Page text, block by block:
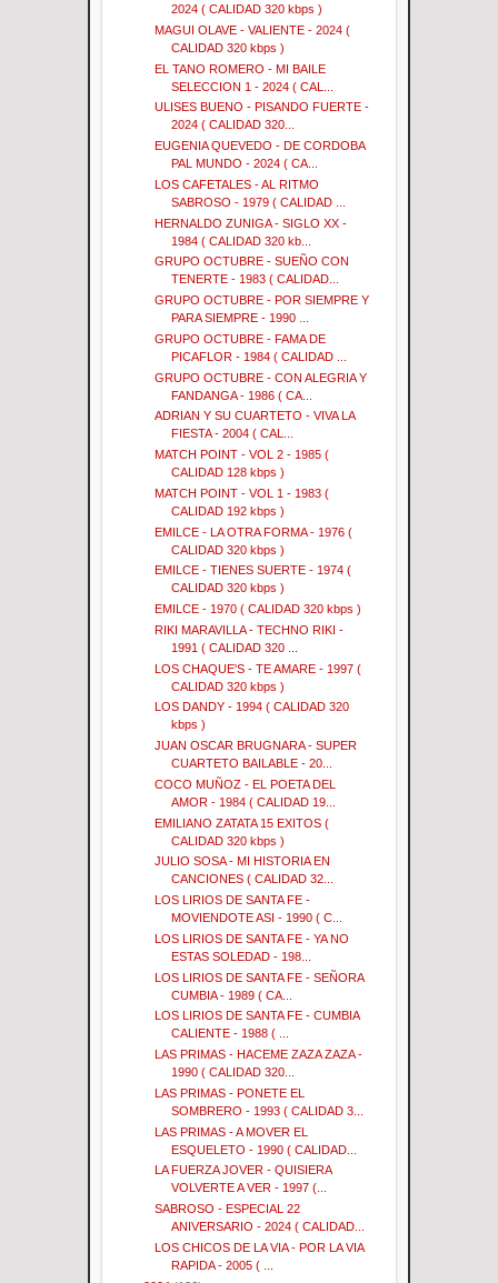
2024 ( CALIDAD 320 kbps )
MAGUI OLAVE - VALIENTE - 2024 (
CALIDAD 320 kbps )
EL TANO ROMERO - MI BAILE
SELECCION 1 - 2024 ( CAL...
ULISES BUENO - PISANDO FUERTE -
2024 ( CALIDAD 320...
EUGENIA QUEVEDO - DE CORDOBA
PAL MUNDO - 2024 ( CA...
LOS CAFETALES - AL RITMO
SABROSO - 1979 ( CALIDAD ...
HERNALDO ZUNIGA - SIGLO XX -
1984 ( CALIDAD 320 kb...
GRUPO OCTUBRE - SUEÑO CON
TENERTE - 1983 ( CALIDAD...
GRUPO OCTUBRE - POR SIEMPRE Y
PARA SIEMPRE - 1990 ...
GRUPO OCTUBRE - FAMA DE
PICAFLOR - 1984 ( CALIDAD ...
GRUPO OCTUBRE - CON ALEGRIA Y
FANDANGA - 1986 ( CA...
ADRIAN Y SU CUARTETO - VIVA LA
FIESTA - 2004 ( CAL...
MATCH POINT - VOL 2 - 1985 (
CALIDAD 128 kbps )
MATCH POINT - VOL 1 - 1983 (
CALIDAD 192 kbps )
EMILCE - LA OTRA FORMA - 1976 (
CALIDAD 320 kbps )
EMILCE - TIENES SUERTE - 1974 (
CALIDAD 320 kbps )
EMILCE - 1970 ( CALIDAD 320 kbps )
RIKI MARAVILLA - TECHNO RIKI -
1991 ( CALIDAD 320 ...
LOS CHAQUE'S - TE AMARE - 1997 (
CALIDAD 320 kbps )
LOS DANDY - 1994 ( CALIDAD 320
kbps )
JUAN OSCAR BRUGNARA - SUPER
CUARTETO BAILABLE - 20...
COCO MUÑOZ - EL POETA DEL
AMOR - 1984 ( CALIDAD 19...
EMILIANO ZATATA 15 EXITOS (
CALIDAD 320 kbps )
JULIO SOSA - MI HISTORIA EN
CANCIONES ( CALIDAD 32...
LOS LIRIOS DE SANTA FE -
MOVIENDOTE ASI - 1990 ( C...
LOS LIRIOS DE SANTA FE - YA NO
ESTAS SOLEDAD - 198...
LOS LIRIOS DE SANTA FE - SEÑORA
CUMBIA - 1989 ( CA...
LOS LIRIOS DE SANTA FE - CUMBIA
CALIENTE - 1988 ( ...
LAS PRIMAS - HACEME ZAZA ZAZA -
1990 ( CALIDAD 320...
LAS PRIMAS - PONETE EL
SOMBRERO - 1993 ( CALIDAD 3...
LAS PRIMAS - A MOVER EL
ESQUELETO - 1990 ( CALIDAD...
LA FUERZA JOVER - QUISIERA
VOLVERTE A VER - 1997 (...
SABROSO - ESPECIAL 22
ANIVERSARIO - 2024 ( CALIDAD...
LOS CHICOS DE LA VIA - POR LA VIA
RAPIDA - 2005 ( ...